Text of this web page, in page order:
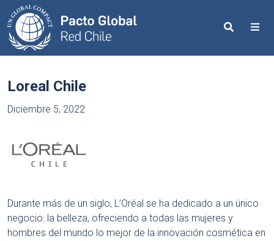
Search
Loreal Chile
Diciembre 5, 2022
Durante más de un siglo, L’Oréal se ha dedicado a un único
negocio: la belleza, ofreciendo a todas las mujeres y
hombres del mundo lo mejor de la innovación cosmética en